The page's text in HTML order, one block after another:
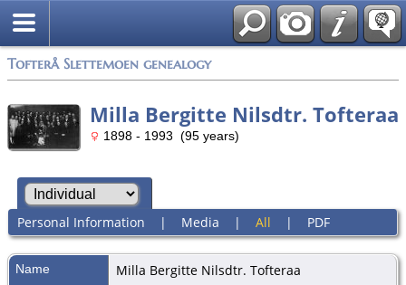
Tofterå Slettemoen genealogy
Milla Bergitte Nilsdtr. Tofteraa
1898 - 1993 (95 years)
Personal Information | Media | All | PDF
Name Milla Bergitte Nilsdtr. Tofteraa